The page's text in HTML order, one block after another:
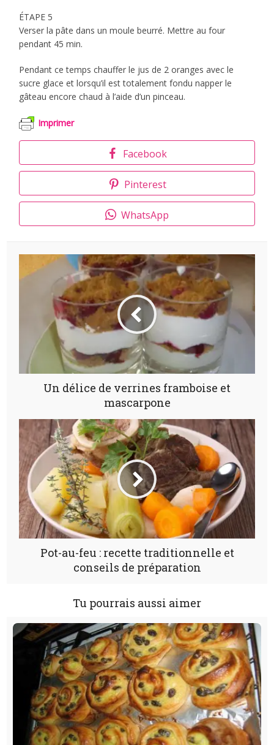
ÉTAPE 5
Verser la pâte dans un moule beurré. Mettre au four
pendant 45 min.
Pendant ce temps chauffer le jus de 2 oranges avec le
sucre glace et lorsqu’il est totalement fondu napper le
gâteau encore chaud à l’aide d’un pinceau.
Imprimer
Facebook
Pinterest
WhatsApp
Un délice de verrines framboise et
mascarpone
Pot-au-feu : recette traditionnelle et
conseils de préparation
Tu pourrais aussi aimer